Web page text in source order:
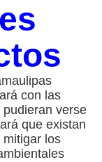
con las
verse
que existan
mitigar los